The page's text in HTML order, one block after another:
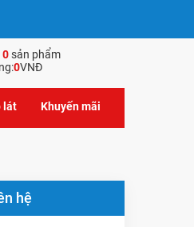
0sản phẩm
0VNĐ
lát Khuyến mãi
hệ